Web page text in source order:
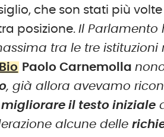
che son stati più
posizione.Il Parlamento
tra le tre istituzioni
Paolo Carnemolla
, già allora avevamo
migliorare il testo iniziale
alcune delle